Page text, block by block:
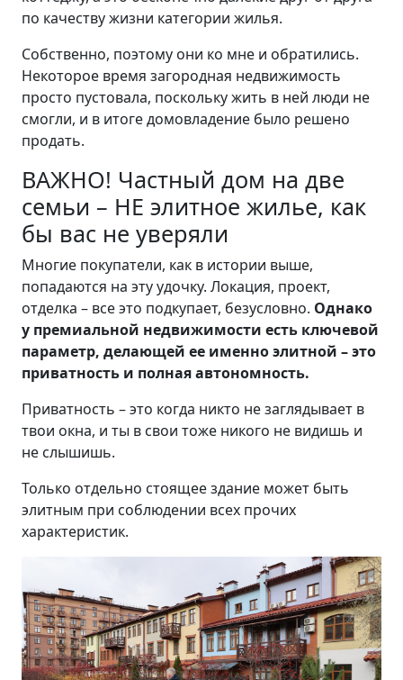
по качеству жизни категории жилья.
Собственно, поэтому они ко мне и обратились.
Некоторое время загородная недвижимость
просто пустовала, поскольку жить в ней люди не
смогли, и в итоге домовладение было решено
продать.
ВАЖНО! Частный дом на две
семьи – НЕ элитное жилье, как
бы вас не уверяли
Многие покупатели, как в истории выше,
попадаются на эту удочку. Локация, проект,
отделка – все это подкупает, безусловно. Однако
у премиальной недвижимости есть ключевой
параметр, делающей ее именно элитной – это
приватность и полная автономность.
Приватность – это когда никто не заглядывает в
твои окна, и ты в свои тоже никого не видишь и
не слышишь.
Только отдельно стоящее здание может быть
элитным при соблюдении всех прочих
характеристик.